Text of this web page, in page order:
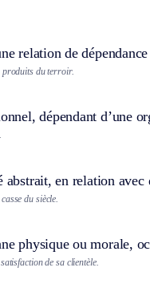
relation de
produits du terroir.
dépendant d’une
abstrait, en relation avec
du siècle.
physique ou morale,
de sa clientèle.